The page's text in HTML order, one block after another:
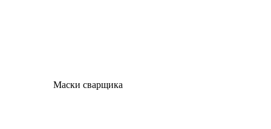
Маски сварщика